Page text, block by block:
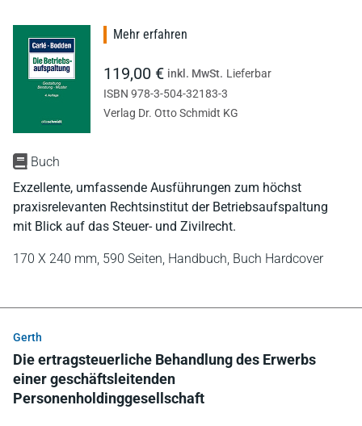
Buch
Exzellente, umfassende Ausführungen zum höchst
praxisrelevanten Rechtsinstitut der Betriebsaufspaltung
mit Blick auf das Steuer- und Zivilrecht.
170 X 240 mm, 590 Seiten, Handbuch, Buch Hardcover
Mehr erfahren
119,00 € inkl. MwSt. Lieferbar
ISBN 978-3-504-32183-3
Verlag Dr. Otto Schmidt KG
Gerth
Die ertragsteuerliche Behandlung des Erwerbs
einer geschäftsleitenden
Personenholdinggesellschaft